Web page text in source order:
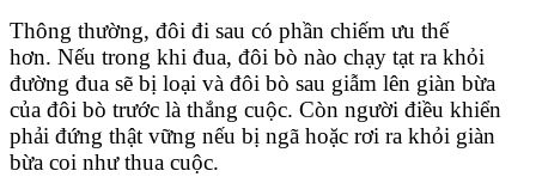
Thông thường, đôi đi sau có phần chiếm ưu thế
hơn. Nếu trong khi đua, đôi bò nào chạy tạt ra khỏi
đường đua sẽ bị loại và đôi bò sau giẫm lên giàn bừa
của đôi bò trước là thắng cuộc. Còn người điều khiển
phải đứng thật vững nếu bị ngã hoặc rơi ra khỏi giàn
bừa coi như thua cuộc.